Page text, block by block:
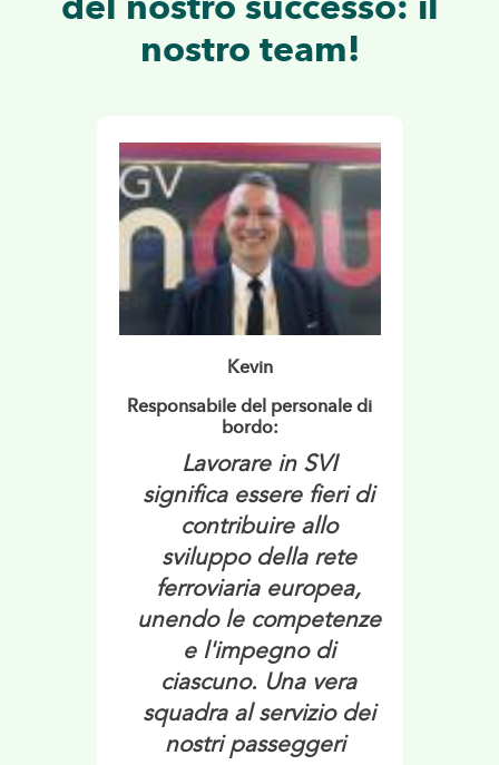
del nostro successo: il
nostro team!
Kevin
Responsabile del personale di
bordo:
Lavorare in SVI
significa essere fieri di
contribuire allo
sviluppo della rete
ferroviaria europea,
unendo le competenze
e l'impegno di
ciascuno. Una vera
squadra al servizio dei
nostri passeggeri